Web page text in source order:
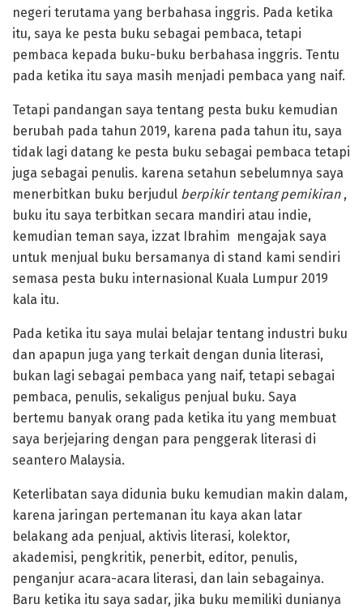
negeri terutama yang berbahasa inggris. Pada ketika
itu, saya ke pesta buku sebagai pembaca, tetapi
pembaca kepada buku-buku berbahasa inggris. Tentu
pada ketika itu saya masih menjadi pembaca yang naif.
Tetapi pandangan saya tentang pesta buku kemudian
berubah pada tahun 2019, karena pada tahun itu, saya
tidak lagi datang ke pesta buku sebagai pembaca tetapi
juga sebagai penulis. karena setahun sebelumnya saya
menerbitkan buku berjudul berpikir tentang pemikiran,
buku itu saya terbitkan secara mandiri atau indie,
kemudian teman saya, izzat Ibrahim mengajak saya
untuk menjual buku bersamanya di stand kami sendiri
semasa pesta buku internasional Kuala Lumpur 2019
kala itu.
Pada ketika itu saya mulai belajar tentang industri buku
dan apapun juga yang terkait dengan dunia literasi,
bukan lagi sebagai pembaca yang naif, tetapi sebagai
pembaca, penulis, sekaligus penjual buku. Saya
bertemu banyak orang pada ketika itu yang membuat
saya berjejaring dengan para penggerak literasi di
seantero Malaysia.
Keterlibatan saya didunia buku kemudian makin dalam,
karena jaringan pertemanan itu kaya akan latar
belakang ada penjual, aktivis literasi, kolektor,
akademisi, pengkritik, penerbit, editor, penulis,
penganjur acara-acara literasi, dan lain sebagainya.
Baru ketika itu saya sadar, jika buku memiliki dunianya